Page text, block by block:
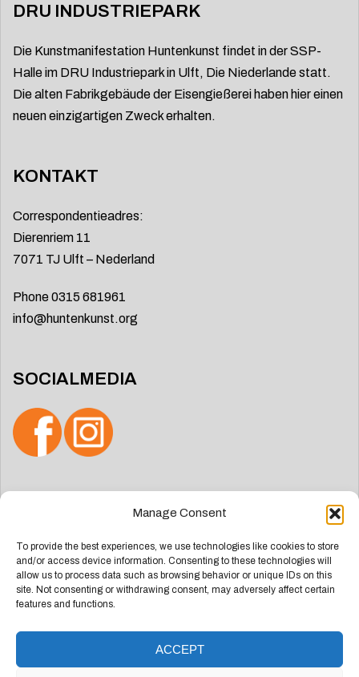
Manage Consent
To provide the best experiences, we use technologies like cookies to store
and/or access device information. Consenting to these technologies will
allow us to process data such as browsing behavior or unique IDs on this
site. Not consenting or withdrawing consent, may adversely affect certain
features and functions.
ACCEPT
DRU INDUSTRIEPARK
Die Kunstmanifestation Huntenkunst findet in der SSP-
Halle im DRU Industriepark in Ulft, Die Niederlande statt.
Die alten Fabrikgebäude der Eisengießerei haben hier einen
neuen einzigartigen Zweck erhalten.
KONTAKT
Correspondentieadres:
Dierenriem 11
7071 TJ Ulft – Nederland
Phone 0315 681961
info@huntenkunst.org
SOCIALMEDIA